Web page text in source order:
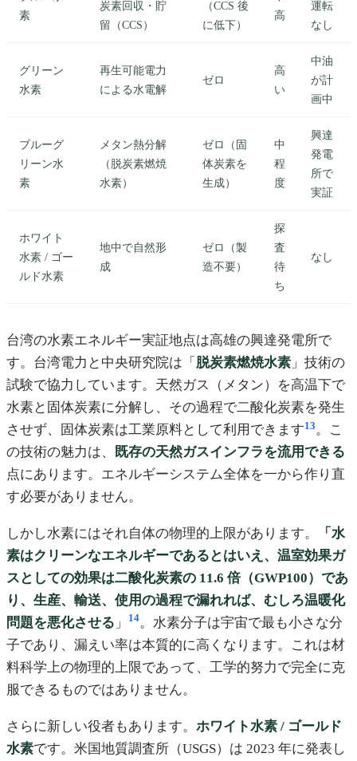
素
炭素回収・貯
留（CCS）
（CCS 後
に低下）
高
運転
なし
グリーン
水素
再生可能電力
による水電解
ゼロ
高
い
中油
が計
画中
ブルーグ
リーン水
素
メタン熱分解
（脱炭素燃焼
水素）
ゼロ（固
体炭素を
生成）
中
程
度
興達
発電
所で
実証
ホワイト
水素 / ゴー
ルド水素
地中で自然形
成
ゼロ（製
造不要）
探
査
待
ち
なし
台湾の水素エネルギー実証地点は高雄の興達発電所で
す。台湾電力と中央研究院は「 脱炭素燃焼水素 」技術の
試験で協力しています。天然ガス（メタン）を高温下で
水素と固体炭素に分解し、その過程で二酸化炭素を発生
させず、固体炭素は工業原料として利用できます13。こ
の技術の魅力は、 既存の天然ガスインフラを流用できる
点にあります。エネルギーシステム全体を一から作り直
す必要がありません。
しかし水素にはそれ自体の物理的上限があります。
「水
素はクリーンなエネルギーであるとはいえ、温室効果ガ
スとしての効果は二酸化炭素の 11.6 倍（GWP100）であ
り、生産、輸送、使用の過程で漏れれば、むしろ温暖化
問題を悪化させる 」 14。水素分子は宇宙で最も小さな分
子であり、漏えい率は本質的に高くなります。これは材
料科学上の物理的上限であって、工学的努力で完全に克
服できるものではありません。
さらに新しい役者もあります。 ホワイト水素 / ゴールド
水素です。米国地質調査所（USGS）は 2023 年に発表し